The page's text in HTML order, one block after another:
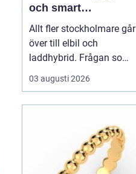
och smart
elbilsladdning
hemma och på
jobbet
Allt fler stockholmare går
över till elbil och
laddhybrid. Frågan som
snabbt dyker upp är hur
bilen ska laddas på ett
högre
säkerhet än vägg...
03 augusti 2026